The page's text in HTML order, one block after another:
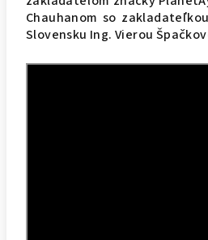
Chauhanom so
Slovensku Ing. Vierou